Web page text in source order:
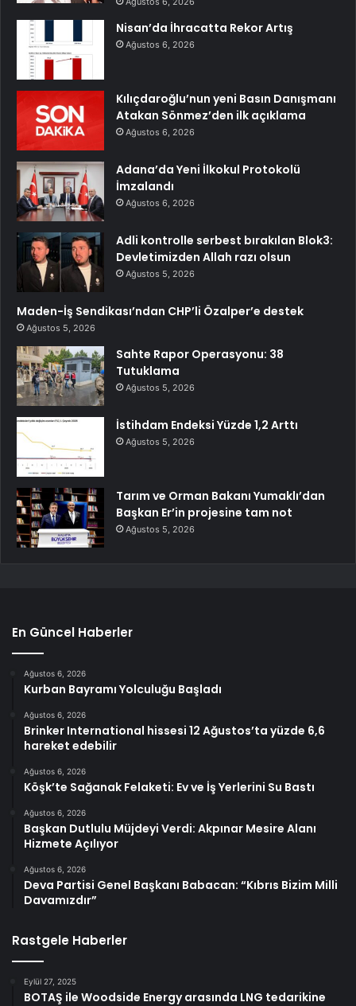
Nisan’da İhracatta Rekor Artış
Ağustos 6, 2026
Kılıçdaroğlu’nun yeni Basın Danışmanı
Atakan Sönmez’den ilk açıklama
Ağustos 6, 2026
Adana’da Yeni İlkokul Protokolü
İmzalandı
Ağustos 6, 2026
Adli kontrolle serbest bırakılan Blok3:
Devletimizden Allah razı olsun
Ağustos 5, 2026
Maden-İş Sendikası’ndan CHP’li Özalper’e destek
Ağustos 5, 2026
Sahte Rapor Operasyonu: 38
Tutuklama
Ağustos 5, 2026
İstihdam Endeksi Yüzde 1,2 Arttı
Ağustos 5, 2026
Tarım ve Orman Bakanı Yumaklı’dan
Başkan Er’in projesine tam not
Ağustos 5, 2026
En Güncel Haberler
Ağustos 6, 2026
Kurban Bayramı Yolculuğu Başladı
Ağustos 6, 2026
Brinker International hissesi 12 Ağustos’ta yüzde 6,6
hareket edebilir
Ağustos 6, 2026
Köşk’te Sağanak Felaketi: Ev ve İş Yerlerini Su Bastı
Ağustos 6, 2026
Başkan Dutlulu Müjdeyi Verdi: Akpınar Mesire Alanı
Hizmete Açılıyor
Ağustos 6, 2026
Deva Partisi Genel Başkanı Babacan: “Kıbrıs Bizim Milli
Davamızdır”
Rastgele Haberler
Eylül 27, 2025
BOTAŞ ile Woodside Energy arasında LNG tedarikine